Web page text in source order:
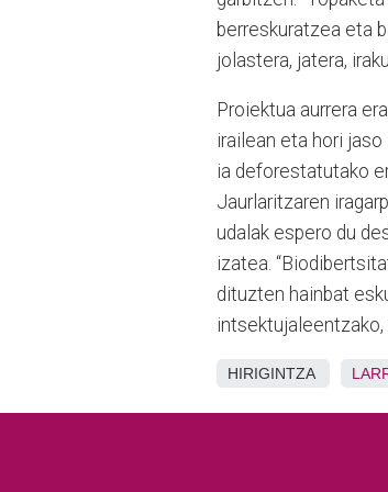
berreskuratzea eta
jolastera, jatera,
Proiektua aurrera
irailean eta hori jaso
ia deforestatutako
Jaurlaritzaren
udalak espero du
izatea.
dituzten hainbat
intsektujaleentzako,
HIRIGINTZA